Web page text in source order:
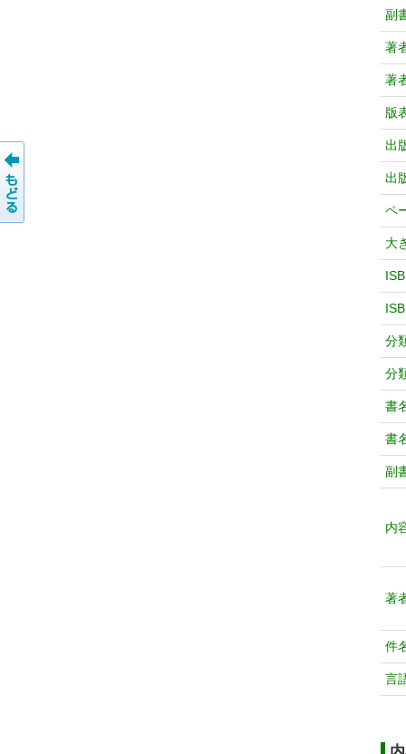
副
著
著
版
出
出
ペ
大
分
分
書
書
副
内
著
件
言